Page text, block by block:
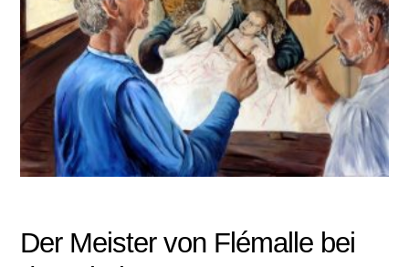
Der Meister von Flémalle bei